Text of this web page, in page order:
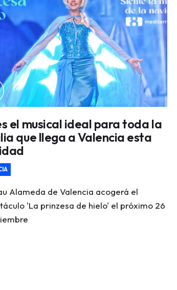
el musical ideal para toda la
que llega a Valencia esta
Alameda de Valencia acogerá el
'La prinzesa de hielo' el próximo 26